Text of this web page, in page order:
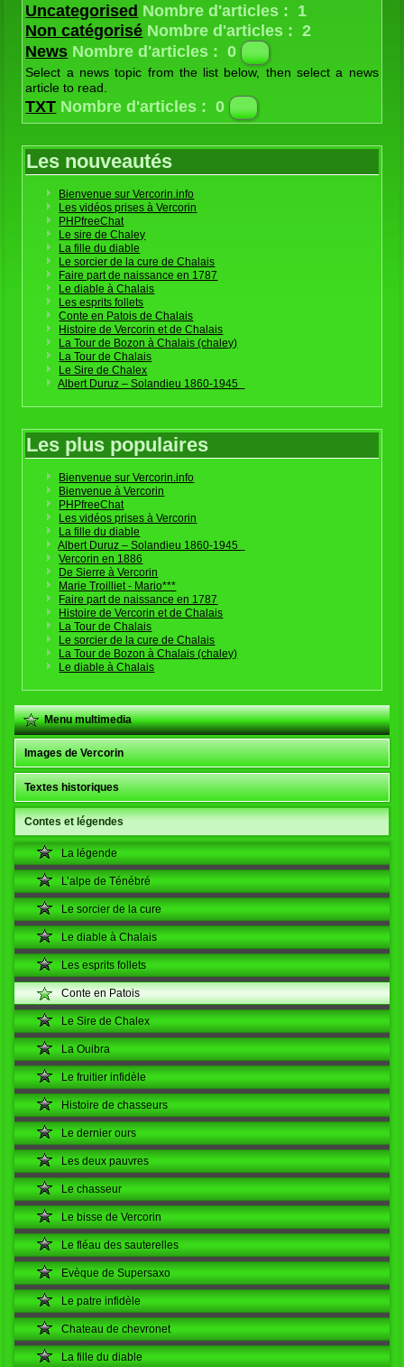
Uncategorised Nombre d'articles : 1
Non catégorisé Nombre d'articles : 2
News Nombre d'articles : 0
Select a news topic from the list below, then select a news
article to read.
Latest Nombre d'articles : 1
The latest news from the Joomla! Team
TXT Nombre d'articles : 0
Contes et légendes Nombre d'articles : 24
Textes historiques Nombre d'articles : 14
Les nouveautés
Bienvenue sur Vercorin.info
Les vidéos prises à Vercorin
PHPfreeChat
Le sire de Chaley
La fille du diable
Le sorcier de la cure de Chalais
Faire part de naissance en 1787
Le diable à Chalais
Les esprits follets
Conte en Patois de Chalais
Histoire de Vercorin et de Chalais
La Tour de Bozon à Chalais (chaley)
La Tour de Chalais
Le Sire de Chalex
Albert Duruz – Solandieu 1860-1945
Les plus populaires
Bienvenue sur Vercorin.info
Bienvenue à Vercorin
PHPfreeChat
Les vidéos prises à Vercorin
La fille du diable
Albert Duruz – Solandieu 1860-1945
Vercorin en 1886
De Sierre à Vercorin
Marie Troilliet - Mario***
Faire part de naissance en 1787
Histoire de Vercorin et de Chalais
La Tour de Chalais
Le sorcier de la cure de Chalais
La Tour de Bozon à Chalais (chaley)
Le diable à Chalais
Menu multimedia
Images de Vercorin
Textes historiques
Contes et légendes
La légende
L’alpe de Ténébré
Le sorcier de la cure
Le diable à Chalais
Les esprits follets
Conte en Patois
Le Sire de Chalex
La Ouibra
Le fruitier infidèle
Histoire de chasseurs
Le dernier ours
Les deux pauvres
Le chasseur
Le bisse de Vercorin
Le fléau des sauterelles
Evèque de Supersaxo
Le patre infidèle
Chateau de chevronet
La fille du diable